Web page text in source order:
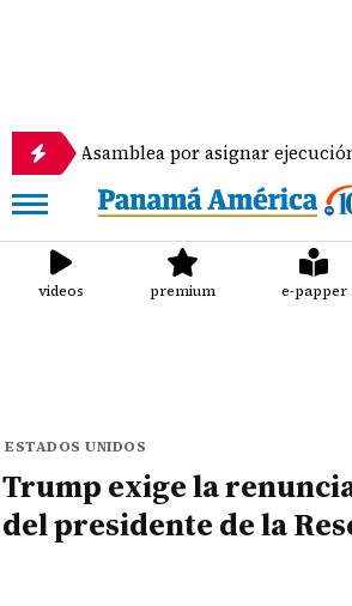
Asamblea por asignar ejecución de
videos premium e-papper
ESTADOS UNIDOS
Trump exige la
del presidente de la